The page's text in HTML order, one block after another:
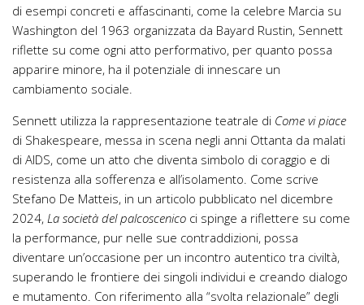
di esempi concreti e affascinanti, come la celebre Marcia su
Washington del 1963 organizzata da Bayard Rustin, Sennett
riflette su come ogni atto performativo, per quanto possa
apparire minore, ha il potenziale di innescare un
cambiamento sociale.
Sennett utilizza la rappresentazione teatrale di Come vi piace
di Shakespeare, messa in scena negli anni Ottanta da malati
di AIDS, come un atto che diventa simbolo di coraggio e di
resistenza alla sofferenza e all’isolamento. Come scrive
Stefano De Matteis, in un articolo pubblicato nel dicembre
2024, La società del palcoscenico ci spinge a riflettere su come
la performance, pur nelle sue contraddizioni, possa
diventare un’occasione per un incontro autentico tra civiltà,
superando le frontiere dei singoli individui e creando dialogo
e mutamento. Con riferimento alla “svolta relazionale” degli